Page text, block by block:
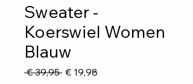
Sweater -
Koerswiel Women
Blauw
€ 39,95 Normale
€ 19,98